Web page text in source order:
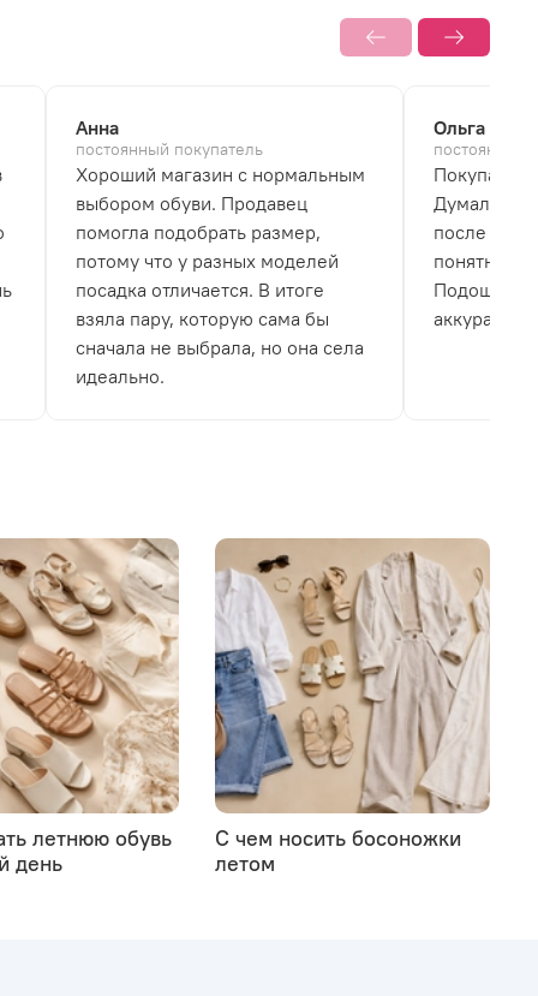
Анна
постоянный покупатель
Хороший магазин с нормальным
выбором обуви. Продавец
помогла подобрать размер,
потому что у разных моделей
посадка отличается. В итоге
взяла пару, которую сама бы
сначала не выбрала, но она села
идеально.
Ольга
постоянный
Покупала
Думала,
после
понятно,
Подошва не
аккуратно.
летнюю обувь
день
С чем носить босоножки
летом